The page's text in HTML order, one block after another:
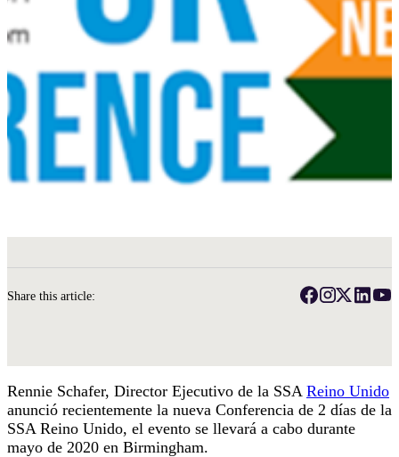
Share this article:
Rennie Schafer, Director Ejecutivo de la SSA Reino Unido
anunció recientemente la nueva Conferencia de 2 días de la
SSA Reino Unido, el evento se llevará a cabo durante
mayo de 2020 en Birmingham.